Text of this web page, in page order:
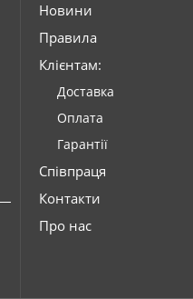
Новини
Правила
Клієнтам:
Доставка
Оплата
Гарантії
Співпраця
Контакти
Про нас